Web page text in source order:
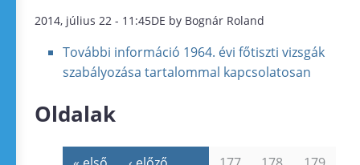
2014, július 22 - 11:45DE by Bognár Roland
További információ 1964. évi főtiszti vizsgák
szabályozása tartalommal kapcsolatosan
Oldalak